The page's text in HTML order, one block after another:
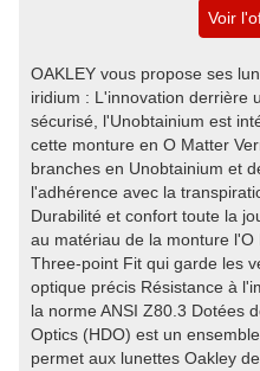
Voir
OAKLEY vous propose ses
iridium : L'innovation derrière
sécurisé, l'Unobtainium est
cette monture en O Matter
branches en Unobtainium et
l'adhérence avec la
Durabilité et confort toute la
au matériau de la monture
Three-point Fit qui garde les
optique précis Résistance à
la norme ANSI Z80.3 Dotées
Optics (HDO) est un
permet aux lunettes Oakley